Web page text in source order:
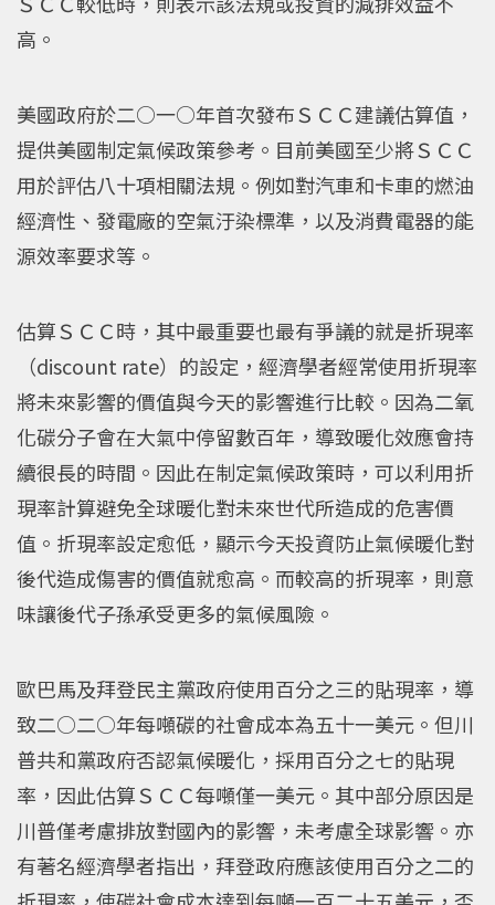
高。
美國政府於二○一○年首次發布ＳＣＣ建議估算值，
提供美國制定氣候政策參考。目前美國至少將ＳＣＣ
用於評估八十項相關法規。例如對汽車和卡車的燃油
經濟性、發電廠的空氣汙染標準，以及消費電器的能
源效率要求等。
估算ＳＣＣ時，其中最重要也最有爭議的就是折現率
（discount rate）的設定，經濟學者經常使用折現率
將未來影響的價值與今天的影響進行比較。因為二氧
化碳分子會在大氣中停留數百年，導致暖化效應會持
續很長的時間。因此在制定氣候政策時，可以利用折
現率計算避免全球暖化對未來世代所造成的危害價
值。折現率設定愈低，顯示今天投資防止氣候暖化對
後代造成傷害的價值就愈高。而較高的折現率，則意
味讓後代子孫承受更多的氣候風險。
歐巴馬及拜登民主黨政府使用百分之三的貼現率，導
致二○二○年每噸碳的社會成本為五十一美元。但川
普共和黨政府否認氣候暖化，採用百分之七的貼現
率，因此估算ＳＣＣ每噸僅一美元。其中部分原因是
川普僅考慮排放對國內的影響，未考慮全球影響。亦
有著名經濟學者指出，拜登政府應該使用百分之二的